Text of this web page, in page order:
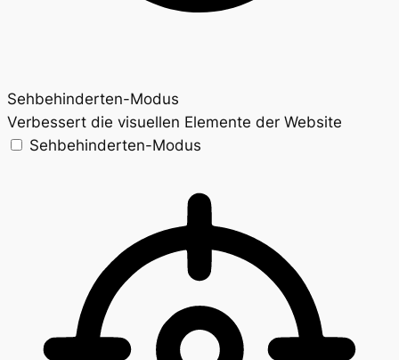
Sehbehinderten-Modus
Verbessert die visuellen Elemente der Website
Sehbehinderten-Modus